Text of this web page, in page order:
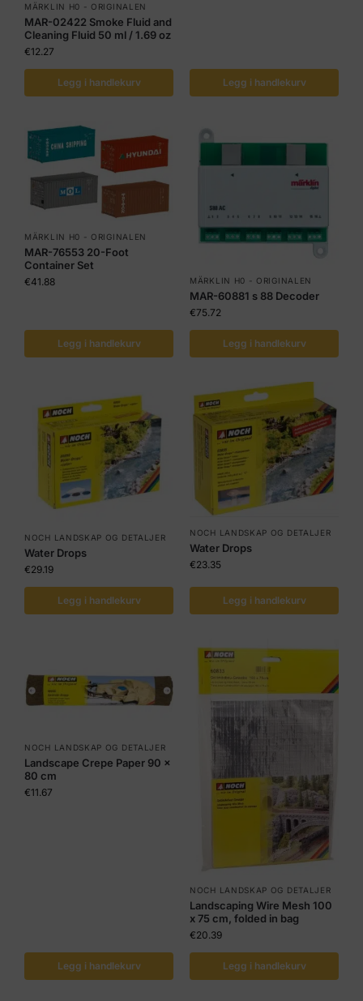
MÄRKLIN H0 - ORIGINALEN
MAR-02422 Smoke Fluid and
Cleaning Fluid 50 ml / 1.69 oz
€12.27
Legg i handlekurv Legg i handlekurv
MÄRKLIN H0 - ORIGINALEN
MAR-76553 20-Foot
Container Set
€41.88
Legg i handlekurv
MÄRKLIN H0 - ORIGINALEN
MAR-60881 s 88 Decoder
€75.72
Legg i handlekurv
NOCH LANDSKAP OG DETALJER
Water Drops
€29.19
Legg i handlekurv
NOCH LANDSKAP OG DETALJER
Water Drops
€23.35
Legg i handlekurv
NOCH LANDSKAP OG DETALJER
Landscape Crepe Paper 90 x
80 cm
€11.67
Legg i handlekurv
NOCH LANDSKAP OG DETALJER
Landscaping Wire Mesh 100
x 75 cm, folded in bag
€20.39
Legg i handlekurv